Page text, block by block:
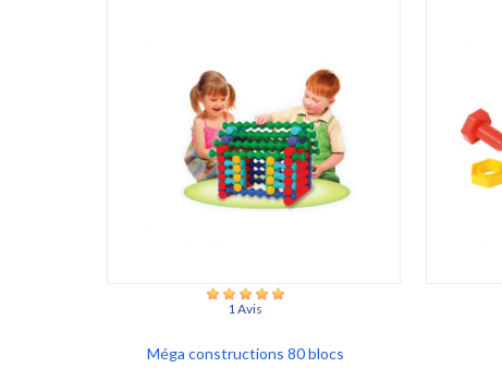
1 Avis
Méga constructions 80 blocs